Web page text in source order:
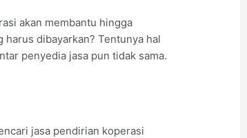
akan membantu hingga
dibayarkan? Tentunya hal
penyedia jasa pun tidak sama.
jasa pendirian koperasi